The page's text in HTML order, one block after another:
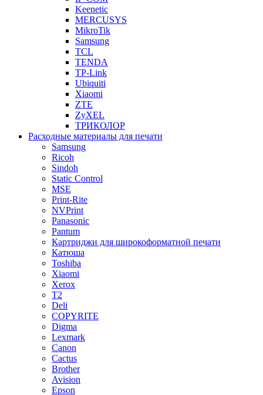
Keenetic
MERCUSYS
MikroTik
Samsung
TCL
TENDA
TP-Link
Ubiquiti
Xiaomi
ZTE
ZyXEL
ТРИКОЛОР
Расходные материалы для печати
Samsung
Ricoh
Sindoh
Static Control
MSE
Print-Rite
NVPrint
Panasonic
Pantum
Картриджи для широкоформатной печати
Катюша
Toshiba
Xiaomi
Xerox
T2
Deli
COPYRITE
Digma
Lexmark
Canon
Cactus
Brother
Avision
Epson